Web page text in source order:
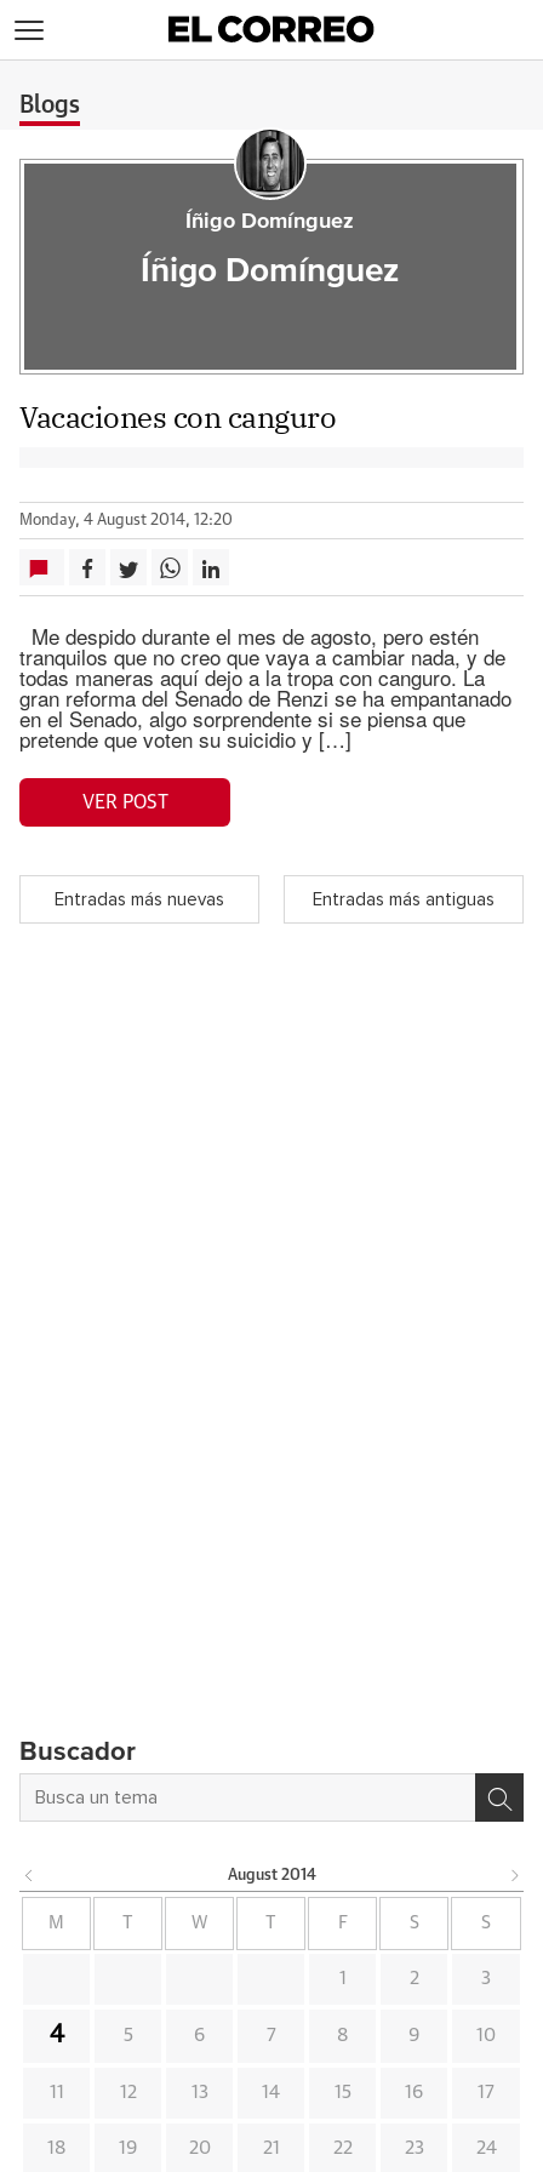
Blogs
Íñigo Domínguez
Íñigo Domínguez
Vacaciones con canguro
Monday, 4 August 2014, 12:20
Me despido durante el mes de agosto, pero estén
tranquilos que no creo que vaya a cambiar nada, y de
todas maneras aquí dejo a la tropa con canguro. La
gran reforma del Senado de Renzi se ha empantanado
en el Senado, algo sorprendente si se piensa que
pretende que voten su suicidio y […]
VER POST
Entradas más nuevas Entradas más antiguas
Buscador
August 2014
M W F S S
1 2 3
4 5 6 7 8 9 10
11 12 13 14 15 16 17
18 19 20 21 22 23 24